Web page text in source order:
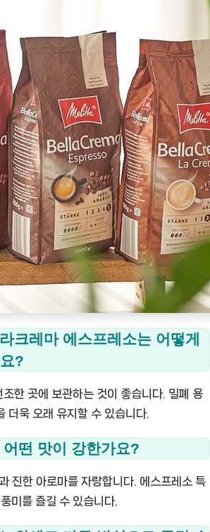
크레마 에스프레소는 어떻게
?
한 곳에 보관하는 것이 좋습니다. 밀폐 용
더욱 오래 유지할 수 있습니다.
떤 맛이 강한가요?
진한 아로마를 자랑합니다. 에스프레소 특
미를 즐길 수 있습니다.